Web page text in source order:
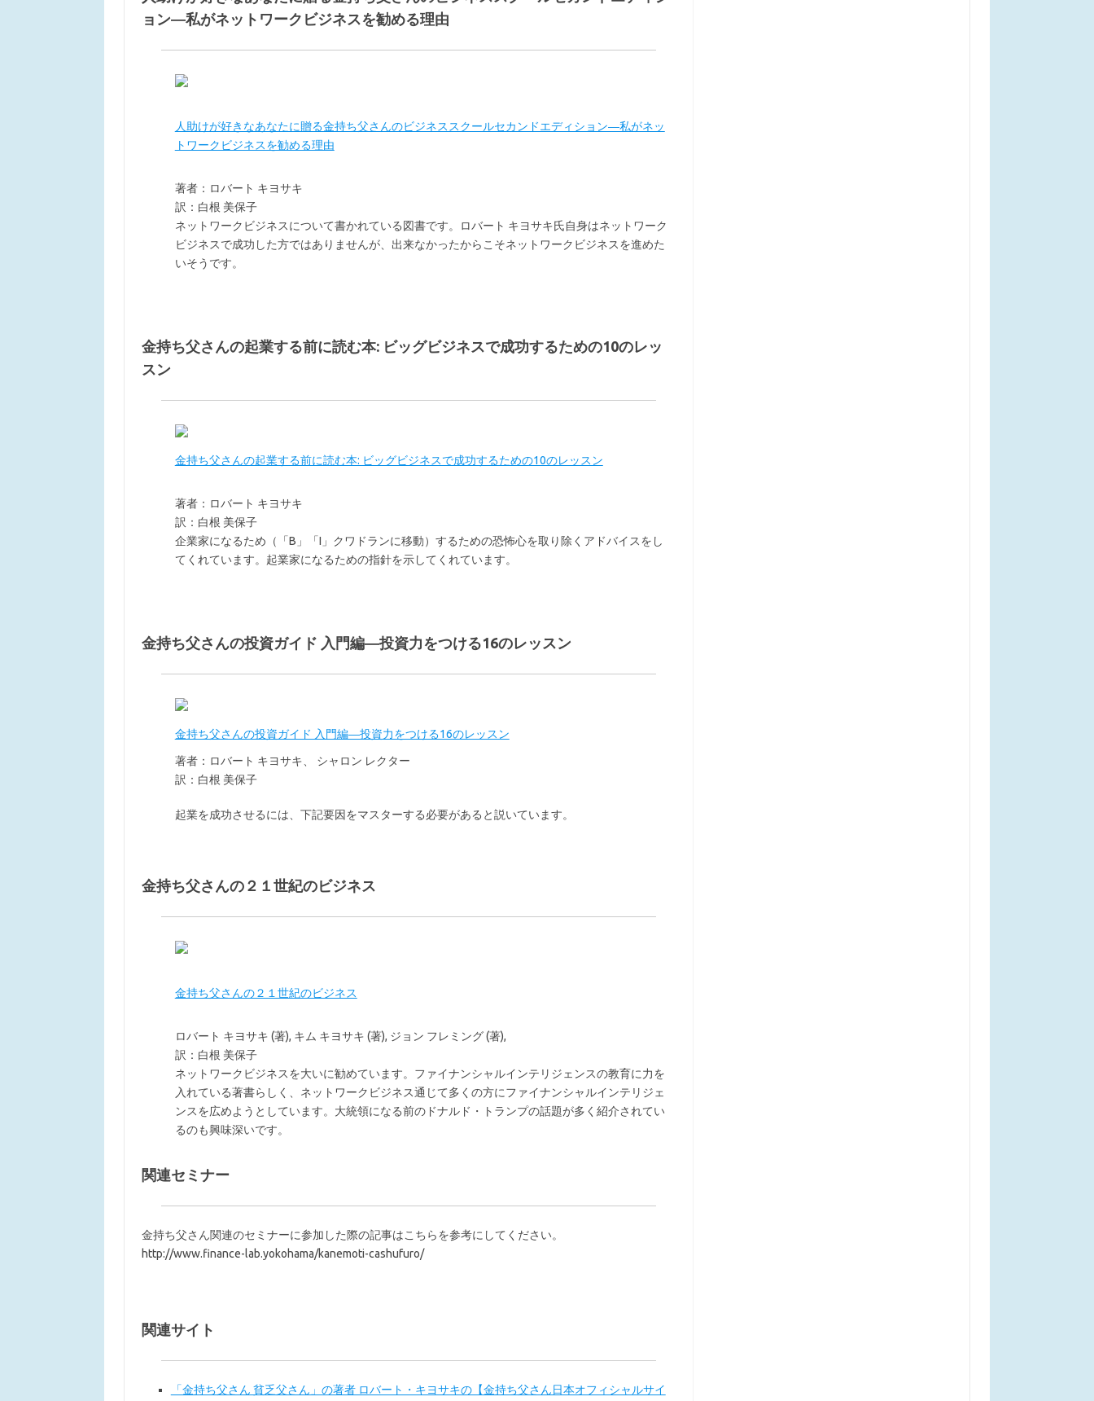
ョン―私がネットワークビジネスを勧める理由
人助けが好きなあなたに贈る金持ち父さんのビジネススクールセカンドエディション―私がネッ
トワークビジネスを勧める理由
著者：ロバート キヨサキ
訳：白根 美保子
ネットワークビジネスについて書かれている図書です。ロバート キヨサキ氏自身はネットワーク
ビジネスで成功した方ではありませんが、出来なかったからこそネットワークビジネスを進めた
いそうです。
金持ち父さんの起業する前に読む本: ビッグビジネスで成功するための10のレッ
スン
金持ち父さんの起業する前に読む本: ビッグビジネスで成功するための10のレッスン
著者：ロバート キヨサキ
訳：白根 美保子
企業家になるため（「B」「I」クワドランに移動）するための恐怖心を取り除くアドバイスをし
てくれています。起業家になるための指針を示してくれています。
金持ち父さんの投資ガイド 入門編―投資力をつける16のレッスン
金持ち父さんの投資ガイド 入門編―投資力をつける16のレッスン
著者：ロバート キヨサキ、 シャロン レクター
訳：白根 美保子
起業を成功させるには、下記要因をマスターする必要があると説いています。
金持ち父さんの２１世紀のビジネス
金持ち父さんの２１世紀のビジネス
ロバート キヨサキ (著), キム キヨサキ (著), ジョン フレミング (著),
訳：白根 美保子
ネットワークビジネスを大いに勧めています。ファイナンシャルインテリジェンスの教育に力を
入れている著書らしく、ネットワークビジネス通じて多くの方にファイナンシャルインテリジェ
ンスを広めようとしています。大統領になる前のドナルド・トランプの話題が多く紹介されてい
るのも興味深いです。
関連セミナー
金持ち父さん関連のセミナーに参加した際の記事はこちらを参考にしてください。
http://www.finance-lab.yokohama/kanemoti-cashufuro/
関連サイト
「金持ち父さん 貧乏父さん」の著者 ロバート・キヨサキの【金持ち父さん日本オフィシャルサイ